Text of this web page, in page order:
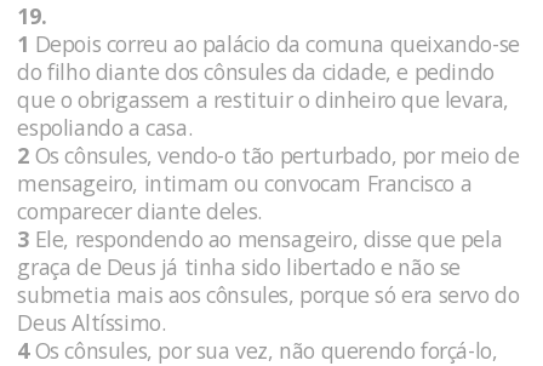
19.
1 Depois correu ao palácio da comuna queixando-se
do filho diante dos cônsules da cidade, e pedindo
que o obrigassem a restituir o dinheiro que levara,
espoliando a casa.
2 Os cônsules, vendo-o tão perturbado, por meio de
mensageiro, intimam ou convocam Francisco a
comparecer diante deles.
3 Ele, respondendo ao mensageiro, disse que pela
graça de Deus já tinha sido libertado e não se
submetia mais aos cônsules, porque só era servo do
Deus Altíssimo.
4Os cônsules, por sua vez, não querendo forçá-lo,